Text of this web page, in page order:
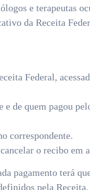
e terapeutas
da Receita
Federal,
de quem pagou
correspondente.
o recibo em
pagamento terá
pela Receita.